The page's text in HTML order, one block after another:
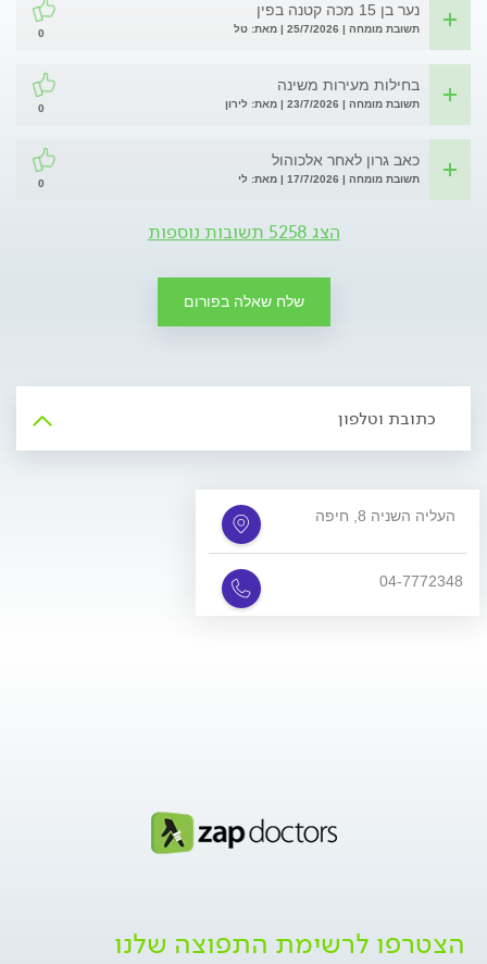
נער בן 15 מכה קטנה בפין
תשובת מומחה | 25/7/2026 | מאת: טל 0
בחילות מעירות משינה
תשובת מומחה | 23/7/2026 | מאת: לירון 0
כאב גרון לאחר אלכוהול
תשובת מומחה | 17/7/2026 | מאת: לי 0
הצג 5258 תשובות נוספות
שלח שאלה בפורום
כתובת וטלפון
העליה השניה 8, חיפה
04-7772348
הצטרפו לרשימת התפוצה שלנו